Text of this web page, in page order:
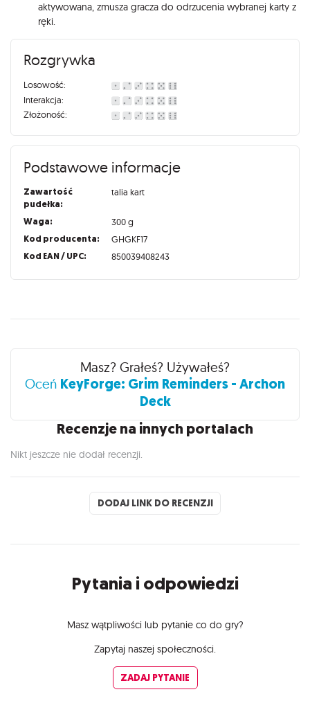
aktywowana, zmusza gracza do odrzucenia wybranej karty z
ręki.
Rozgrywka
Losowość:
Interakcja:
Złożoność:
Podstawowe informacje
Zawartość
pudełka:
talia kart
Waga: 300 g
Kod producenta: GHGKF17
Kod EAN / UPC: 850039408243
Recenzje
Masz? Grałeś? Używałeś?
Oceń KeyForge: Grim Reminders - Archon
Deck
Recenzje na innych portalach
Nikt jeszcze nie dodał recenzji.
DODAJ LINK DO RECENZJI
Pytania i odpowiedzi
Masz wątpliwości lub pytanie co do gry?
Zapytaj naszej społeczności.
ZADAJ PYTANIE